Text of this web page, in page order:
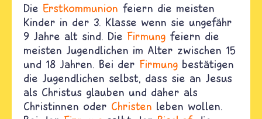
Die Erstkommunion feiern die meisten
Kinder in der 3. Klasse wenn sie ungefähr
9 Jahre alt sind. Die Firmung feiern die
meisten Jugendlichen im Alter zwischen 15
und 18 Jahren. Bei der Firmung bestätigen
die Jugendlichen selbst, dass sie an Jesus
als Christus glauben und daher als
Christinnen oder Christen leben wollen.